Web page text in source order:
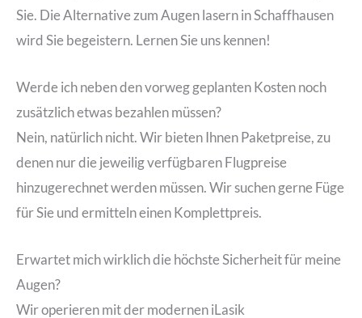
Sie. Die Alternative zum Augen lasern in Schaffhausen
wird Sie begeistern. Lernen Sie uns kennen!
Werde ich neben den vorweg geplanten Kosten noch
zusätzlich etwas bezahlen müssen?
Nein, natürlich nicht. Wir bieten Ihnen Paketpreise, zu
denen nur die jeweilig verfügbaren Flugpreise
hinzugerechnet werden müssen. Wir suchen gerne Füge
für Sie und ermitteln einen Komplettpreis.
Erwartet mich wirklich die höchste Sicherheit für meine
Augen?
Wir operieren mit der modernen iLasik